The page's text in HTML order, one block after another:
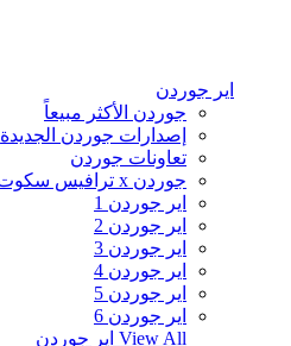
اير جوردن
جوردن الأكثر مبيعاً
إصدارات جوردن الجديدة
تعاونات جوردن
جوردن x ترافيس سكوت
اير جوردن 1
اير جوردن 2
اير جوردن 3
اير جوردن 4
اير جوردن 5
اير جوردن 6
View All اير جوردن